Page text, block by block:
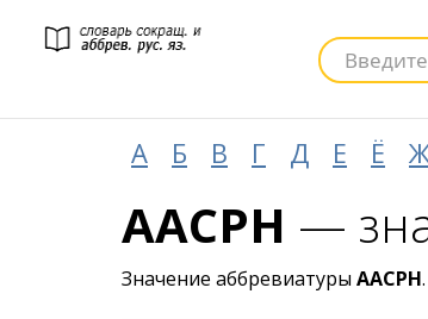
А Б В Г Д Е Ё
ААСРН —
Значение аббревиатуры ААСРН